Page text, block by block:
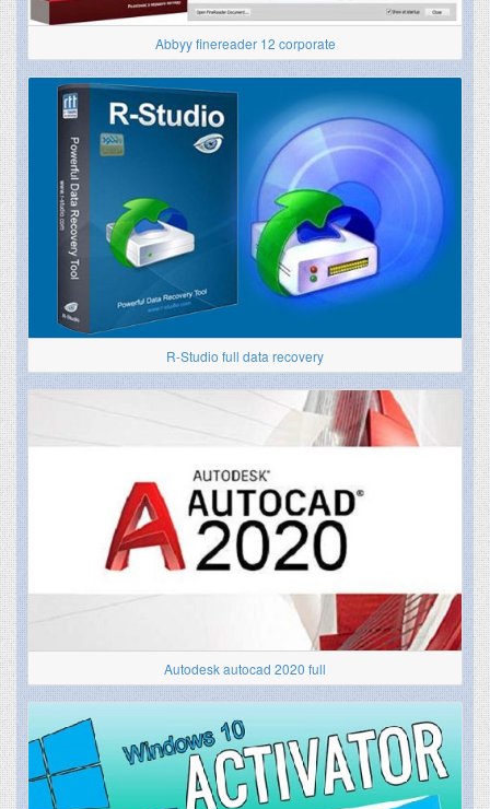
Abbyy finereader 12 corporate
R-Studio full data recovery
Autodesk autocad 2020 full